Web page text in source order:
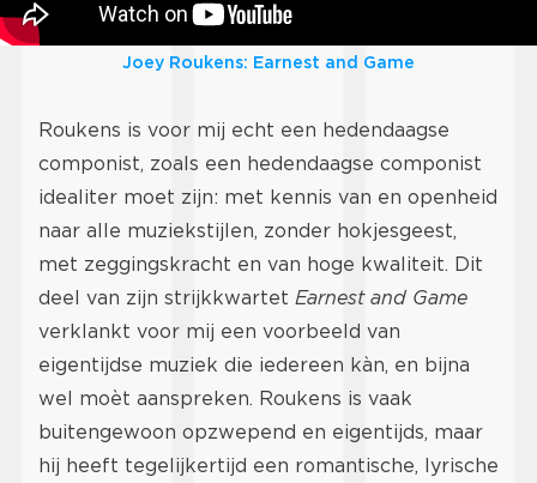
Joey Roukens: Earnest and Game
Roukens is voor mij echt een hedendaagse
componist, zoals een hedendaagse componist
idealiter moet zijn: met kennis van en openheid
naar alle muziekstijlen, zonder hokjesgeest,
met zeggingskracht en van hoge kwaliteit. Dit
deel van zijn strijkkwartet Earnest and Game
verklankt voor mij een voorbeeld van
eigentijdse muziek die iedereen kàn, en bijna
wel moèt aanspreken. Roukens is vaak
buitengewoon opzwepend en eigentijds, maar
hij heeft tegelijkertijd een romantische, lyrische